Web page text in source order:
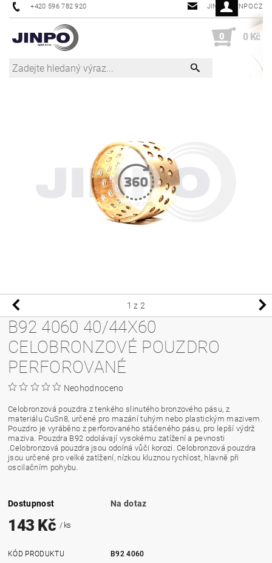
+420 596 782 920 JINPO@JINPO.CZ
0 0 Kč
1 z 2
B92 4060 40/44X60
CELOBRONZOVÉ POUZDRO
PERFOROVANÉ
Neohodnoceno
Celobronzová pouzdra z tenkého slinutého bronzového pásu, z
materiálu CuSn8, určené pro mazání tuhým nebo plastickým mazivem.
Pouzdro je vyráběno z perforovaného stáčeného pásu, pro lepší výdrž
maziva. Pouzdra B92 odolávají vysokému zatížení a pevnosti
.Celobronzová pouzdra jsou odolná vůči korozi. Celobronzová pouzdra
jsou určené pro velké zatížení, nízkou kluznou rychlost, hlavně při
oscilačním pohybu.
Dostupnost Na dotaz
143 Kč / ks
KÓD PRODUKTU
B92 4060